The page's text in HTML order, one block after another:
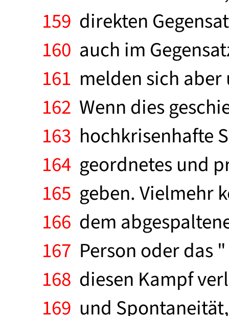
159 direkten
160 auch im
161 melden sich
162 Wenn dies
163 hochkrisenhafte
164 geordnetes und
165 geben. Vielmehr
166 dem
167 Person oder das
168 diesen Kampf
169 und